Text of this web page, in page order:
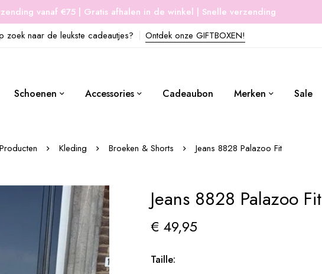
vanaf €75 | Gratis afhalen in de winkel | Snelle verzending
zoek naar de leukste cadeautjes? Ontdek onze GIFTBOXEN!
Schoenen Accessories Cadeaubon Merken Sale
Producten Kleding Broeken & Shorts Jeans 8828 Palazoo Fit
Jeans 8828 Palazoo Fit
€ 49,95
Taille: